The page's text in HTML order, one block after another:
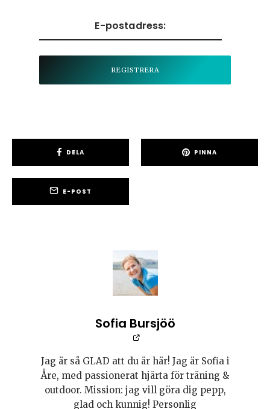
DELA PINNA
E-POST
Sofia Bursjöö
Jag är så GLAD att du är här! Jag är Sofia i
Åre, med passionerat hjärta för träning &
outdoor. Mission: jag vill göra dig pepp,
glad och kunnig! Personlig